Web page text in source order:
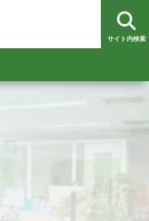
サイト内検索